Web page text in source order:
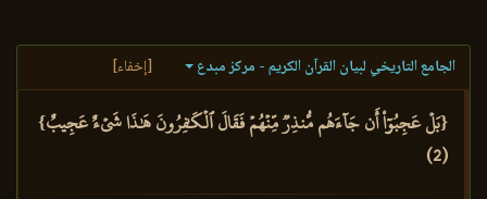
الجامع التاريخي لبيان القرآن الكريم - مركز مبدع [إخفاء]
{بَلۡ عَجِبُوٓاْ أَن جَآءَهُم مُّنذِرٞ مِّنۡهُمۡ فَقَالَ ٱلۡكَٰفِرُونَ هَٰذَا شَيۡءٌ عَجِيبٌ}
(2)